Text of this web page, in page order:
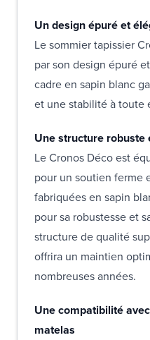
Un design épuré et
Le sommier tapissier
par son design épuré
cadre en sapin blanc
et une stabilité à toute
Une structure robuste
Le Cronos Déco est
pour un soutien ferme
fabriquées en sapin
pour sa robustesse et
structure de qualité
offrira un maintien
nombreuses années.
Une compatibilité
matelas